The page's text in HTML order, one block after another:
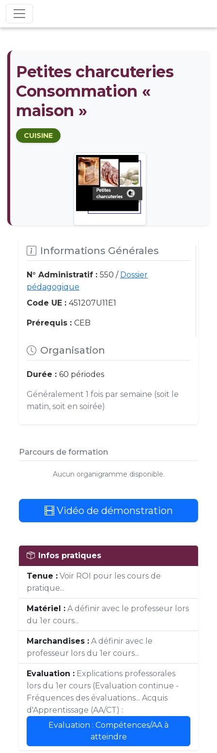
Petites charcuteries
Consommation «
maison »
CUISINE
Informations Générales
N° Administratif : 550 / Dossier
pédagogique
Code UE : 451207U11E1
Prérequis : CEB
Organisation
Durée : 60 périodes
Généralement 1 fois par semaine (soit le
matin, soit en soirée)
Parcours de formation
Aucun organigramme disponible.
Vidéo de démonstration
Infos pratiques
Tenue : Voir ROI pour les cours de
pratique...
Matériel : A définir avec le professeur lors
du 1er cours...
Marchandises : A définir avec le
professeur lors du 1er cours...
Evaluation : Explications professorales
lors du 1er cours (Evaluation continue -
Fréquences des évaluations... Acquis
d'Apprentissage (AA/CT) :
Evaluation : Compétences/AA à
atteindre